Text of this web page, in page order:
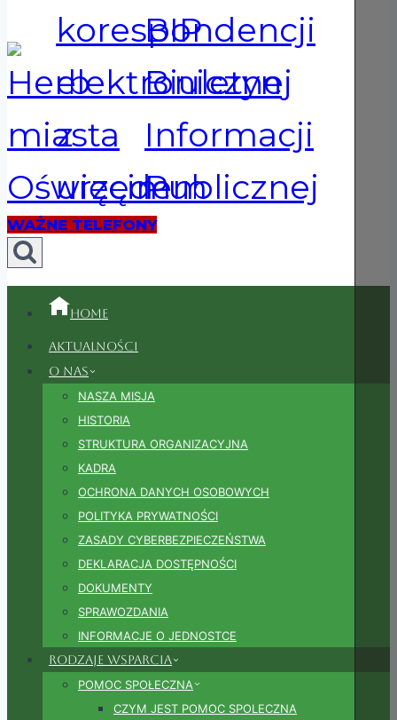
WAŻNE TELEFONY
Home
Aktualności
O nas
NASZA MISJA
HISTORIA
STRUKTURA ORGANIZACYJNA
KADRA
OCHRONA DANYCH OSOBOWYCH
POLITYKA PRYWATNOŚCI
ZASADY CYBERBEZPIECZEŃSTWA
DEKLARACJA DOSTĘPNOŚCI
DOKUMENTY
SPRAWOZDANIA
INFORMACJE O JEDNOSTCE
Rodzaje wsparcia
POMOC SPOŁECZNA
CZYM JEST POMOC SPOLECZNA